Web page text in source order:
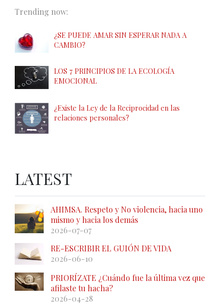
Trending now:
¿SE PUEDE AMAR SIN ESPERAR NADA A
CAMBIO?
LOS 7 PRINCIPIOS DE LA ECOLOGÍA
EMOCIONAL
¿Existe la Ley de la Reciprocidad en las
relaciones personales?
LATEST
AHIMSA. Respeto y No violencia, hacia uno
mismo y hacia los demás
2026-07-07
RE-ESCRIBIR EL GUIÓN DE VIDA
2026-06-10
PRIORÍZATE ¿Cuándo fue la última vez que
afilaste tu hacha?
2026-04-28